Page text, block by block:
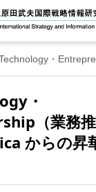
・Entrepreneurship（業務推進ユニッ
・
（業務
からの昇